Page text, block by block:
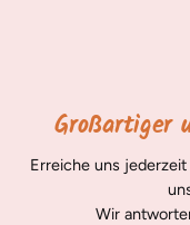
Großartiger
Erreiche uns
Wir